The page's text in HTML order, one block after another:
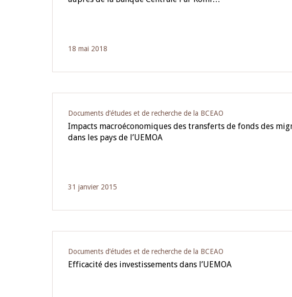
18 mai 2018
Documents d’études et de recherche de la BCEAO
Impacts macroéconomiques des transferts de fonds des
dans les pays de l’UEMOA
31 janvier 2015
Documents d’études et de recherche de la BCEAO
Efficacité des investissements dans l’UEMOA